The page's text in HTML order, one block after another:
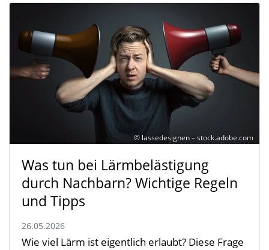
© lassedesignen – stock.adobe.com
Was tun bei Lärmbelästigung
durch Nachbarn? Wichtige Regeln
und Tipps
26.05.2026
Wie viel Lärm ist eigentlich erlaubt? Diese Frage